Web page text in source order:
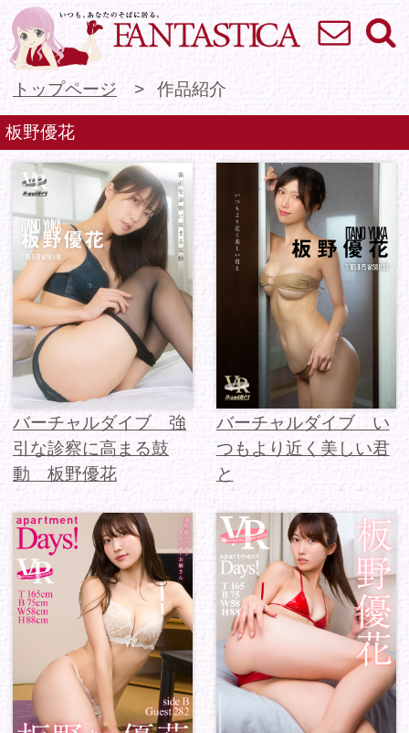
VR専門★アイド
トップページ
板野優花
バーチャルダイブ 強
引な診察に高まる鼓
動 板野優花
バーチャルダイブ い
つもより近く美しい君
と
apartment Days!
Guest 282 板野優花
sideB
apartment Days!
Guest 282 板野優花
sideA
1 / 1